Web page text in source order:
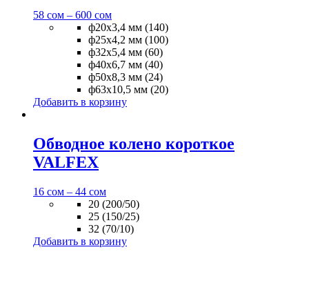
58 сом – 600 сом
ф20х3,4 мм (140)
ф25х4,2 мм (100)
ф32х5,4 мм (60)
ф40х6,7 мм (40)
ф50х8,3 мм (24)
ф63х10,5 мм (20)
Добавить в корзину
Обводное колено короткое
VALFEX
16 сом – 44 сом
20 (200/50)
25 (150/25)
32 (70/10)
Добавить в корзину